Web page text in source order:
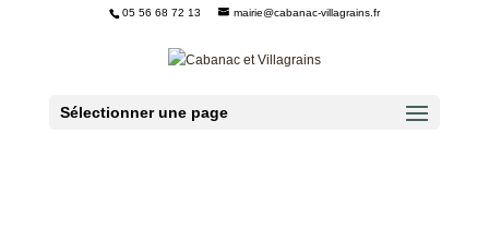
05 56 68 72 13 mairie@cabanac-villagrains.fr
Sélectionner une page